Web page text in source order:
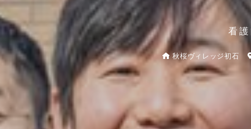
看
秋桜ヴィレッジ初石